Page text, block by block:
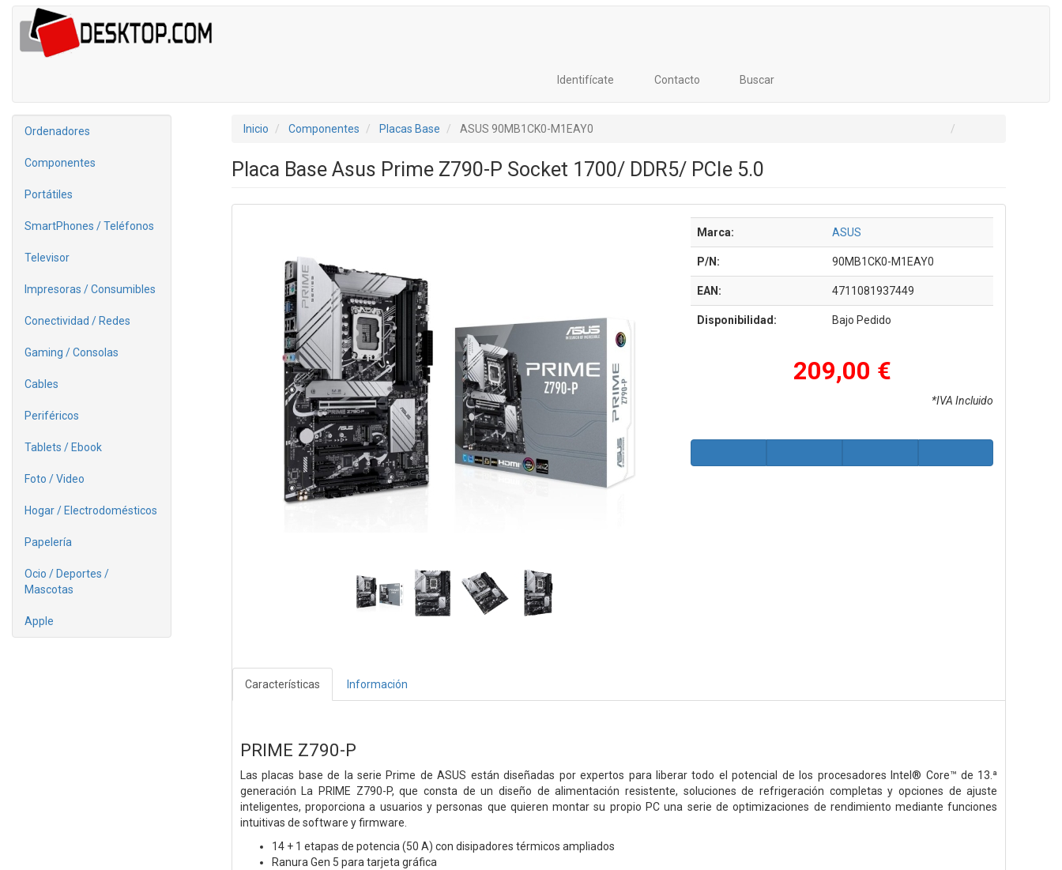
Identifícate Contacto Buscar
Ordenadores
Componentes
Portátiles
SmartPhones / Teléfonos
Televisor
Impresoras / Consumibles
Conectividad / Redes
Gaming / Consolas
Cables
Periféricos
Tablets / Ebook
Foto / Video
Hogar / Electrodomésticos
Papelería
Ocio / Deportes /
Mascotas
Apple
Inicio Componentes Placas Base ASUS 90MB1CK0-M1EAY0
Placa Base Asus Prime Z790-P Socket 1700/ DDR5/ PCIe 5.0
Marca: ASUS
P/N: 90MB1CK0-M1EAY0
EAN: 4711081937449
Disponibilidad: Bajo Pedido
209,00 €
*IVA Incluido
Características Información
PRIME Z790-P
Las placas base de la serie Prime de ASUS están diseñadas por expertos para liberar todo el potencial de los procesadores Intel® Core™ de 13.ª
generación La PRIME Z790-P, que consta de un diseño de alimentación resistente, soluciones de refrigeración completas y opciones de ajuste
inteligentes, proporciona a usuarios y personas que quieren montar su propio PC una serie de optimizaciones de rendimiento mediante funciones
intuitivas de software y firmware.
14 + 1 etapas de potencia (50 A) con disipadores térmicos ampliados
Ranura Gen 5 para tarjeta gráfica